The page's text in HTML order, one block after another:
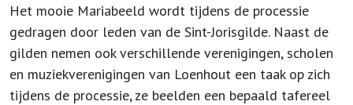
Het mooie Mariabeeld wordt tijdens de processie
gedragen door leden van de Sint-Jorisgilde. Naast de
gilden nemen ook verschillende verenigingen, scholen
en muziekverenigingen van Loenhout een taak op zich
tijdens de processie, ze beelden een bepaald tafereel